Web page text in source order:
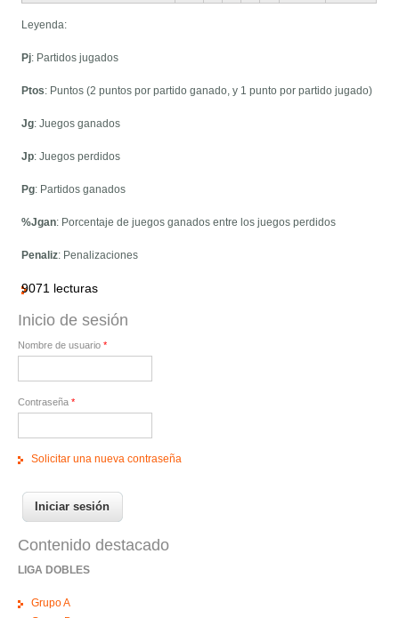
Leyenda:
Pj: Partidos jugados
Ptos: Puntos (2 puntos por partido ganado, y 1 punto por partido jugado)
Jg: Juegos ganados
Jp: Juegos perdidos
Pg: Partidos ganados
%Jgan: Porcentaje de juegos ganados entre los juegos perdidos
Penaliz: Penalizaciones
9071 lecturas
Inicio de sesión
Nombre de usuario *
Contraseña *
Solicitar una nueva contraseña
Contenido destacado
LIGA DOBLES
Grupo A